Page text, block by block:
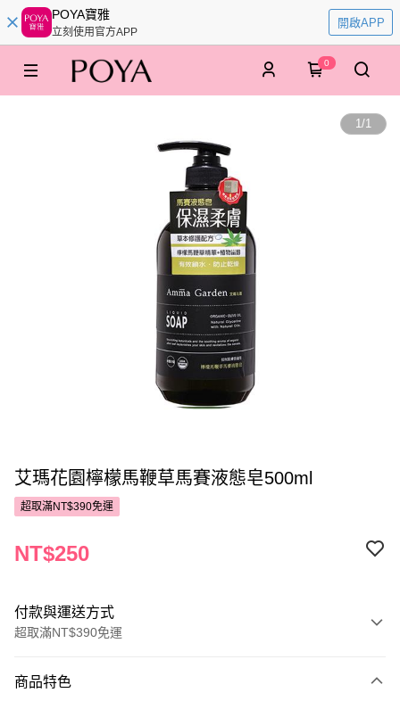
POYA寶雅
立刻使用官方APP
開啟APP
0
1/1
艾瑪花園檸檬馬鞭草馬賽液態皂500ml
超取滿NT$390免運
NT$250
付款與運送方式
超取滿NT$390免運
POYA支付
商品特色